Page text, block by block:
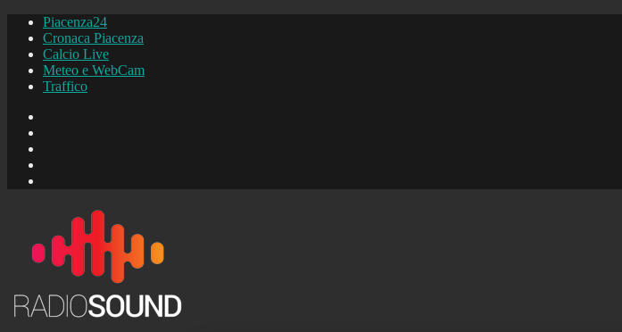
Piacenza24
Cronaca Piacenza
Calcio Live
Meteo e WebCam
Traffico